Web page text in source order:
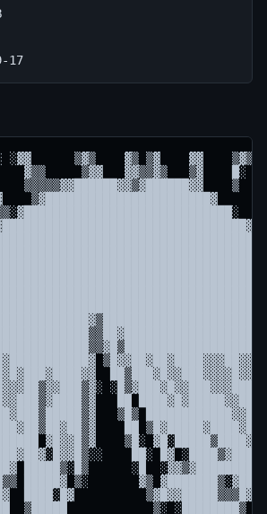
17
████▓       ░▒              ▓▓▓▓▒░▓████████    ▒█▓▒▒▒▒░ ▒▓▓▓██
███████████▒▒█   ▒█████▓                  ▓██▓▒▓▒▒▒▓███████▓ ▒▒▒            ░▒█
███████████ ░▒▓   ████████▒           ▒▓███▒   ▓▒▒▒▓███████▓░       ░▒▓▓▓██▓▓▓█
██████████▓ ░ ▒   ░███████▓▒█▒  ░░▓▓▓███▓     ░▓▒▒▓████████       ▓███▓▓▓▓▓▓███
██████████   ▒██   ▓███████░█████▓▓▓▓▓░       ▓▓▒▒████████      ▓█▓▓▓▓▓▓▓▓▓▓▓██
█████████▒ ░█████ ▒▒███████▓▓▓▓█▓█▓▓▒        ▓▓▒▒████████      ██▓▓▒▒▒▓▓▓▓█▓ ▓█
█████████ ▒██████  ▓██████▓▒▓▓█▓▓█▓         ▒▓▓▓▓██████▓       ██████▓▒▒▓▓█▒  █
████████▒ ██████▒   ██████▒▒▒█▓ ░██        ▒█▓ ▓█████▓▒▒    ░▓▒▒███████▓▒▒▓█▒
████████ ▓████▓      █████▒▒██   ▓█░     ░▒▒   ▓█████▒▓▒▒▓▓▓▓▓▓▒░████████▓▓█▒
███████▒ ██████  ░█▓░▓████▒▓██    █▓           █████▒▒▓▓▒ ░▒▒▒▒▒▓█████████▓
███████ ░███████  ██▒▓████░███    ██████▓     ░████▒▒▒▒   ▒████████████████
██████  ▓████████  ▓▒▓███▓▒███  ▓████████▓    ████▓▒▒▒▒▒▒ █████████████████▒
█████▓  ████████▓  ▒▒▓███░████ ███████████░   ████▒▒▓▒▒▒▒▒█████████████████▓
█████░ ▒████████   ▓▒░███ █████████████████   ███▒  ▓▓▒▒▒░█████████████████▓
████▓  ██████████▒▒▓  ███ ██████████████████▒███▓▒   █▓▓▒ ██████████████████
████   ████████████▓  ██▓▒██████████████████████▒▓   ▓▓░  ██████████████████░
███░░▓█████████████▓ ▒██▓▓██████████████████████▒▓      ▒███████████████████▒
███▓███████████████  ▒██▒▓██████████████████████▓     ▒█████████████████████▓
██████████████████   ▓██▒██████████████████████▓    ▓███████████████████████▒
██████████████████   ███▒██████████████████████▓   ▓████████████████████████░
█████████████████    ███▒▓█████████████████▒███▓▒▒▒████████████████████████▓
▓▒███████████████    ███▒  ▓██████████████▒▒██▓█▓▒████████████████████████▓
  ██████████████     ▓██▓     ▒▓████████▓  ██  ▓▓█████████████████████████
  ▓█████████████     ▓██▓                 ██▓ ▓██████████████████████████
▓█░░▒▓██████████      ██▓                 ██  ███████████████████████████░
        ▓████████▒▓▒  ███                ▓█▒  ████████████████████████████
   ░░   ▒ ▓  ▒▓▒▓█▓▓▓▒███                ██   ▒███████████████████████████
▒▓▓▓▒  ▒▒▓░  ░▓▓▒▓█▓▓▒▓██▓▓░            ░█▓▒██████████████████████████████░
▒▓▓▒▒██▓▓▓  ▒▓▓█▒▒▓▓▓▓▒██▓▓██▓        ▒▒██▓█▓    ▒███████████████████████░
  ░▒▓░▒▓▓▓█▓▓▓▓▒▒▓█▓█▓▓▓██▒▓▓██▓   ░▓██▓██▓▒     ▓▓▒   ▒████▓███████▓▓▒░
  ▒▓▓     ░▓▓▓▓▓▓█▓▒░ ▒░██▒▓▓▓▓██▓▓██▓▓▓██▓▒    ▓     ▒ ▒█▒  ▒▒▓▓▓▒▒▒
   ▒▓       ▒▓▒▒▓▒     ░ █▓▒▓▓▓▓▓▓▓▓▓▓▓▒█▓▓█▓▒▓▓▓▒░ ▓█▓ ▓▓   ▓▒▒▒▓▓▓▒
   ▓▒       ░▓▒▒▓      ░ ▓█▒▓▓▓▓▓▓▓▓▓▓▓▓▓▓▓▓▓██▓▓████▒  ▓    ▓▓▒▒▒█▓░
   █        ▒▓▒▓▓       ▓ █▓▒▓▓▓▓▓▓▓▓▓▓▓▓▓▓▓▓▓▓▓▓████     ▓▓▓▓▓▒▒▒█▓
  ▓█        ▓▓▒█▒       ▓  █░▒▓▓▓▓▓▒▒▒▓▓▓▓▓▓▓▓     ▒▓█▓▒ ▓██▓▓█▓▓▓▓▓
  ▓▒        ▓▓▓█        ▒▓ ▒█░▓▒░▓▓▓▓▒▒▒▒▒▒▓█        ▒▓▓▓▓▓▒▒▒▒▒▒▒▒ ▒
  █         ▓▒█▓        ▓░   ▒ ▒  ▒▓▓▓▒▒▒▒▒▓▓         ▓▒▒▓▒▒▒▒▒▒▒▓▓ ▒█
 ▓▓         ▓▓█         ▓       ░   ░▓▓▒▒▒▓▓          ▓▒▓▓▒▒▒▒▒▒▓▓   █▒
 █         ░▓█▓       ░▓▓             ▓▓▒▒█░         ▒▓▓▓▒▒▒▒▒▒▓▒  ░▓█▓▒
▓▒         ▒▓█       ▓█▓▓▓▓░           ▒▒▓▓          ▓▓▓▒▒▒▒▒▓▒  ░▓  ▓▓▒
█          ▓█▓       █▓░░▒▓▓▓▓▒         ▓█          ░▓█▒▒▒▒▒░   ▓█  ▓▒▒▓▓
           ▓█▒        ▒▓▒              ▒█░          ▓█▒▒▒▒▒▒░▓▓▓▓ ▒█▒   █▓
          ░▓█       ░▓░▒██▒     ░░▒▒▒▓▒█▓          ▒█▒▒▒▒▒▒▓▓▓  ░▓▓      ▓█
          ▓▓█      ▒█▓▒ ▒█▓▓▓▓▓▓▓▓▓▒▒▒▓█          ░█▓░▒▒▒▒▒░ ░▓▓▓         ██
         ▓▓█▒     ▓█▓    ░▒▒▒▓▓▓▓▓▓▒▒▒█           █▓░▒▒▒▒▓▓▓▓▓░            █▓
        ▓▓▓      ▓█░        ░      ▒▒▓▓          █▓▒▒▒▓▓▓▒▒▓    ░▒         ▓█
       ▓▓▒      █▒                ░▒▓▓          █▓▒▒▓▓▒  ░▒   ░▒           ▒█
      ▓█   ░▒▓▓▒                  ▓▓█          ██░▒▒▒   ▓▓   ░    ▒▓░      ░█▓
    ▓▓▒  ▒▓█▓░                   ▓█▓          ▓█▒▒▒   ▓█▒      ▒▓▓░         █▓
   ▓▓ ░▓▓▓▓      ░              ▓█▓          ▓█▒▓░  ▒█▓     ░▒▒▒░           █▓
▓██▓▓█▓▒         ▓░  ░         ▓█▓          ▓█▒▒  ▒██░    ░▒▓▓▒░            ██▒
▓░               ▓▒▒ ▓       ░▓█▓          ▒█▓▒ ░▓█▒   ░▒▓▓▓▓░              █▓▒
        ░        ▓▒▓ ▒▓     ░██▓          ░█▓▒▒▓▓▓  ░▓██▓▓                  ██▒
         ▒       ▓▒▓▓ ▓    ▓██▓          ░██▒▒▓▓▒░▓▓█▓▒                    ░██▒
          ▓▒     ▓▓▒█▒▓▒  ▓██▓          ░▓█▒▒▒▒▓▓▓▓▒    ░░░                ░▓█▒
  ░░▒░     ▒█░   ░▓░▓▓▓▓ ▓▓█▓          ░▓█▒▓▓▓▓▓▒▒░░░░                     ░▓█▓
     ░▓▓▓░   ▓▓   ▓ ▓▓▓▓▓▓██          ▒▓█▓▓▓▓▒▒▒▒▒░                        ░▓█▒
        ░▓▓▓░ ▓█▒ ▒ ▒▓▓▓▓▓█          ▓▓█▓▓▒▒▒▒▒▒▒▒▓▒▓▒▒▒▒░░                ░▓█▒
▒▒▒▓▒▒▒▒░░▒▓▓▓▓▓█▓▓▒ ▓▓▓▓█▓        ░▓▓█▓▓▓▓▓▓▓▓▓▓▓▓▓▒░   ░░░░░              ▓█▒
▓▓▓▓▓▓▓▓▓▓▓▓▓▓▓▓▓▓▓▓▓▓▓▓▓▓        ▒▓▓▓▓▓▓▓▓▓▓▓▓▓▓▓▓▓▓▓▓▓▓▓▓▓▓▓▓▓▓▓▓▓▒▒▒▒░   ▒▓▒
▒▒▒▒▒▒▒▒▒▒▒▒▒▒▒▒▒▒▒▒▒▒▒▒▒        ░▒▒▒▒▒▒▒▒▒▒▒▒▒▒▒▒▒▒▒▒▒▒▒▒▒▒▒▒▒▒▒▒▒▒░░░░    ░▒░
░░░░░░░░░░░░░░░░░░░░░░░░         ░░░░░░░░░░░░░░░░░░░░░░░░░░░░░░░░░░░░        ░


        ▄▄▄                        ▒███▓▒                         ▓██▓
      ██▀▀██                    ▒███▀▀▀████▓                    ███▀▀███▒
    ███▒   ██    ██████       ████        ████         ███████▓███    ░███░
   ███     ░██  ██▓  ▓██░    ███            ▒███     ▓███    ▓█▓█        ██▓
  ██▒       ██▓██░     ██   ██▓               █▓█   ▓█▓        ██         ██
 ██▒         █▓██      ▒██  ██                  ██  ██                    ▓██
░██          ███        ██  █                    ██ ██                    ██
██            ██       ▄██▄▄▄▄█▓        ▓        ▓█ ██           ██████████░
██            ██       █▒░              █       ▀▀▀▀▀▀▀ ▀           ▒████
▒█▓           ██        █▒░             █▒                             ██
 ██            ▓                        █▓             ▒███▒░          ███▒
  ██░             ▄                     ██             ███       ▒███████████
   ███      ▄▄   ▒█    ▄▄▄▄▄█░          ██      ▄▄▄▄▄▄██░        ░█        ▒██
  ▓████     ▒█   ░█     ██  ██           █       ███ ▒██          ▀█        ░█
 ▓██        ░█    █    ░██  ▓██          ▄      ▓██  ▒██                     █
  ██         ██  ██    ██     ███              ███    ███                   ▒█
  ▒█▓         ███▓██████▒      ▓███▓▒       ▒███▓      ████▒   ░▒█         ░██
   ▓█         █▓                  ▓█████▓█████░          ░████████▒          █
   ▓█         █▒                   ▒███▓▒                    ░░▓█▓          █
   ▒█         █░                ▒███▀▀▀████▓                    █▒   ▄    ▄█
   ▒█         █  ██████       ████        ████         ██████████▀▀